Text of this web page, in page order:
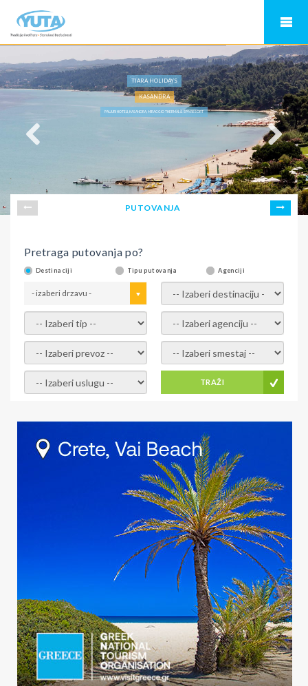
TIARA HOLIDAYS
KASANDRA
PALJURI HOTELI, KASANDRA, MIRAGGIO THERMAL & SPA RESORT
PUTOVANJA
Pretraga putovanja po?
Destinaciji Tipu putovanja Agenciji
- izaberi drzavu - - izaberi destinaciju -
- izaberi tip - - izaberi agenciju -
- izaberi prevoz - - Izaberite smestaj -
- Izaberite uslugu - TRAŽI